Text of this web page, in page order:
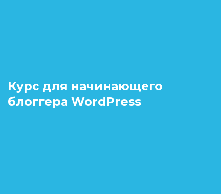
Курс для начинающего
блоггера WordPress